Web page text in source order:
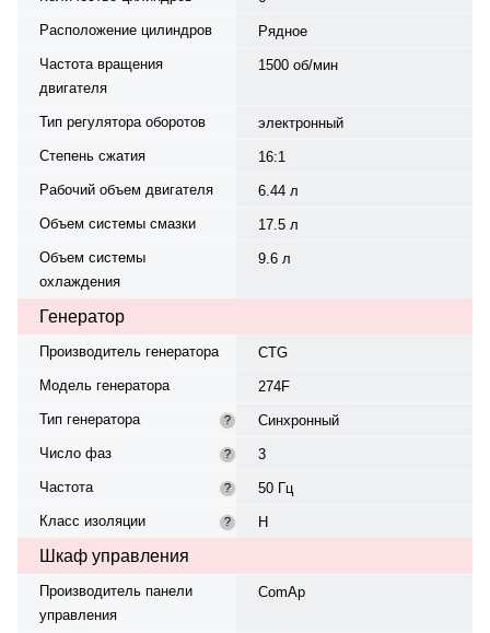
Расположение цилиндров
Рядное
Частота вращения
двигателя
1500 об/мин
Тип регулятора оборотов
электронный
Степень сжатия
16:1
Рабочий объем двигателя
6.44 л
Объем системы смазки
17.5 л
Объем системы
охлаждения
9.6 л
Генератор
Производитель генератора
CTG
Модель генератора
274F
Тип генератора
?
Синхронный
Число фаз
?
3
Частота
?
50 Гц
Класс изоляции
? H
Шкаф управления
Производитель панели
управления
ComAp